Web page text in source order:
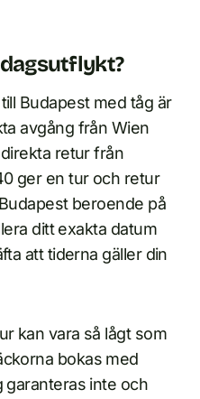
Budapest med tåg är
avgång från Wien
retur från
ger en tur och retur
beroende på
ditt exakta datum
att tiderna gäller din
kan vara så lågt som
bokas med
garanteras inte och